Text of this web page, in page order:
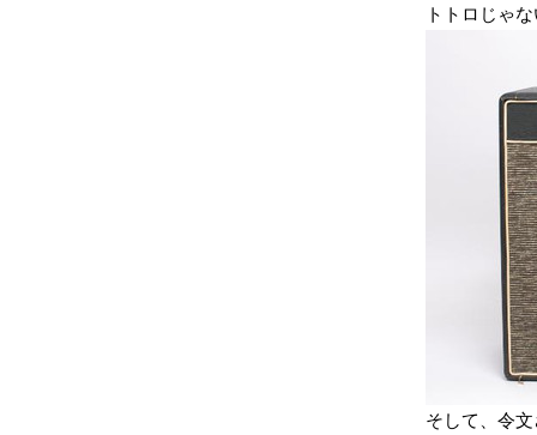
トトロじゃ
そして、令